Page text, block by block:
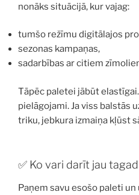
nonāks situācijā, kur vajag:
tumšo režīmu digitālajos
sezonas kampaņas,
sadarbības ar citiem
Tāpēc paletei jābūt
pielāgojami. Ja viss balstās
triku, jebkura izmaiņa kļūst
✅ Ko vari darīt jau tagad
Paņem savu esošo paleti